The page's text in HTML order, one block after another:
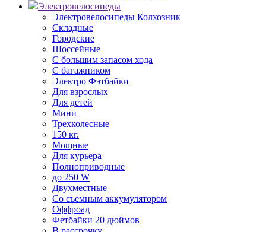
Электровелосипеды
Электровелосипеды Колхозник
Складные
Городские
Шоссейные
С большим запасом хода
С багажником
Электро Фэтбайки
Для взрослых
Для детей
Мини
Трехколесные
150 кг.
Мощные
Для курьера
Полноприводные
до 250 W
Двухместные
Со съемным аккумулятором
Оффроад
Фетбайки 20 дюймов